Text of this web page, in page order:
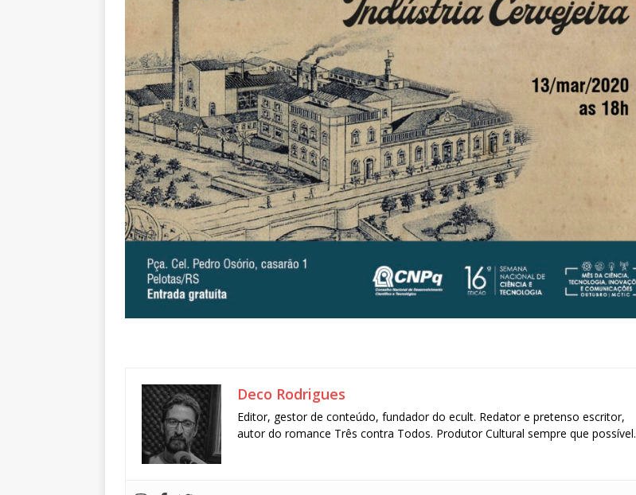
Deco Rodrigues
Editor, gestor de conteúdo, fundador do ecult. Redator e pretenso escritor,
autor do romance Três contra Todos. Produtor Cultural sempre que possível.